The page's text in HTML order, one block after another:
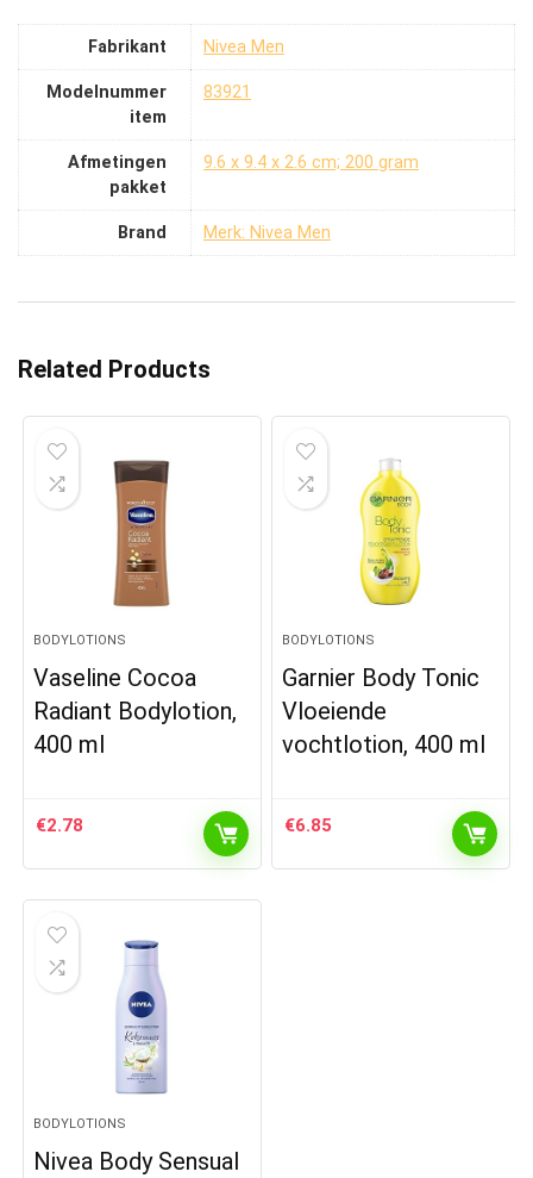
Fabrikant ‎Nivea Men
Modelnummer
item
‎83921
Afmetingen
pakket
‎9.6 x 9.4 x 2.6 cm; 200 gram
Brand Merk: Nivea Men
Related Products
BODYLOTIONS
Vaseline Cocoa
Radiant Bodylotion,
400 ml
€2.78
BODYLOTIONS
Garnier Body Tonic
Vloeiende
vochtlotion, 400 ml
€6.85
BODYLOTIONS
Nivea Body Sensual